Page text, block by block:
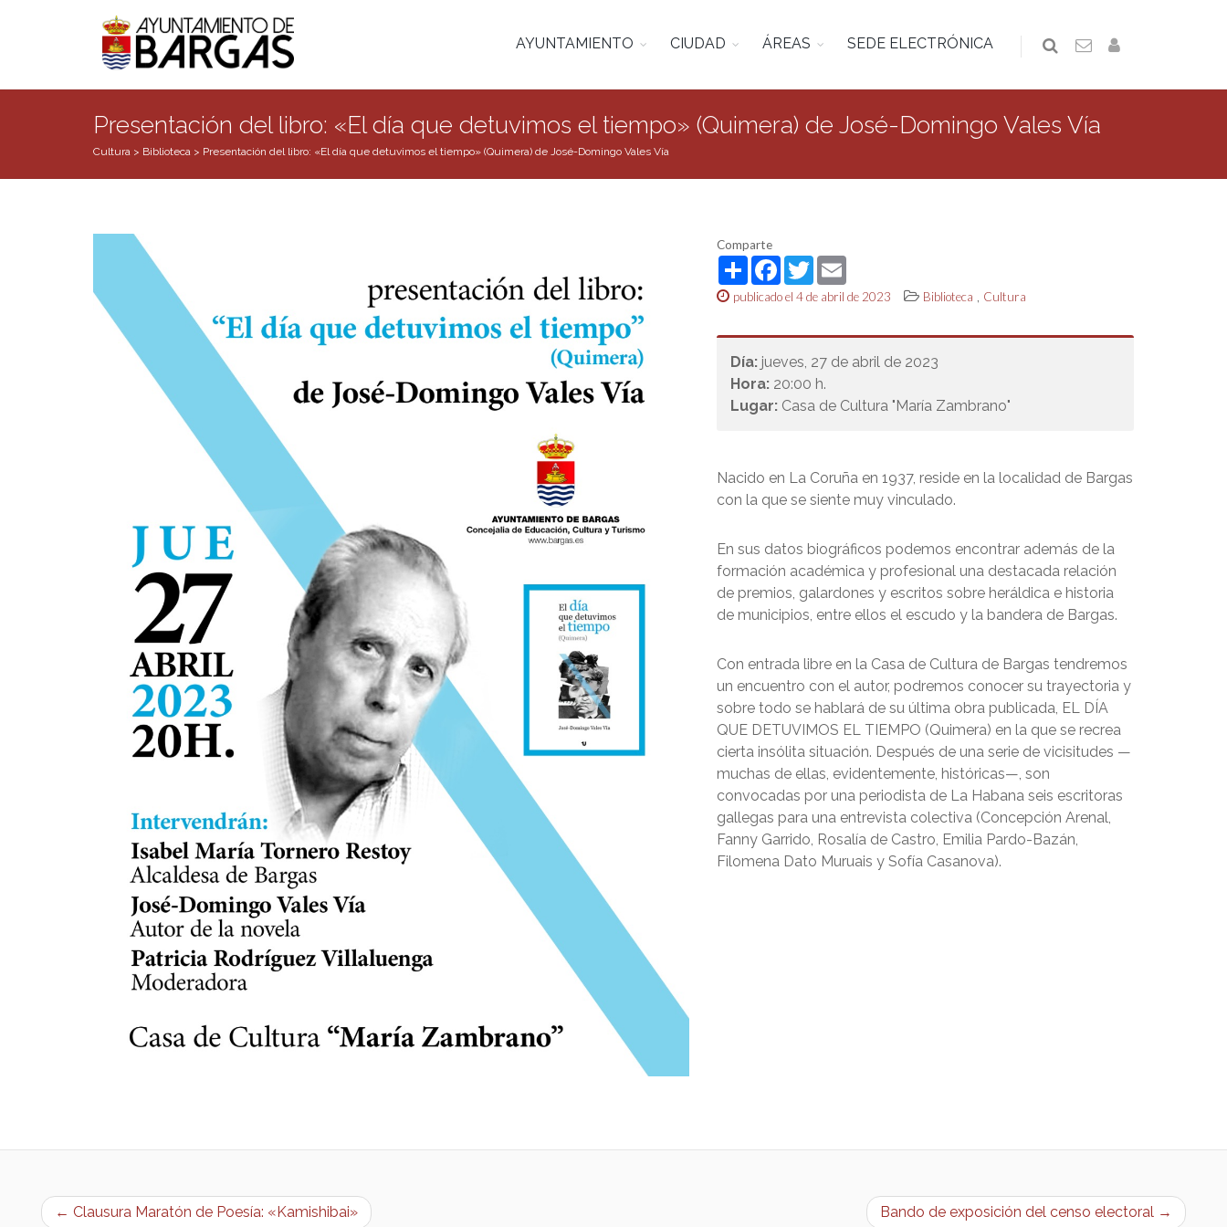
AYUNTAMIENTO CIUDAD ÁREAS SEDE ELECTRÓNICA
Presentación del libro: «El día que detuvimos el tiempo» (Quimera) de José-Domingo Vales Vía
Cultura > Biblioteca > Presentación del libro: «El día que detuvimos el tiempo» (Quimera) de José-Domingo Vales Vía
Comparte
ShareFacebook
TwitterEmail
publicado el 4 de abril de 2023 Biblioteca , Cultura
Día: jueves, 27 de abril de 2023
Hora: 20:00 h.
Lugar: Casa de Cultura "María Zambrano"
Nacido en La Coruña en 1937, reside en la localidad de Bargas
con la que se siente muy vinculado.
En sus datos biográficos podemos encontrar además de la
formación académica y profesional una destacada relación
de premios, galardones y escritos sobre heráldica e historia
de municipios, entre ellos el escudo y la bandera de Bargas.
Con entrada libre en la Casa de Cultura de Bargas tendremos
un encuentro con el autor, podremos conocer su trayectoria y
sobre todo se hablará de su última obra publicada, EL DÍA
QUE DETUVIMOS EL TIEMPO (Quimera) en la que se recrea
cierta insólita situación. Después de una serie de vicisitudes —
muchas de ellas, evidentemente, históricas—, son
convocadas por una periodista de La Habana seis escritoras
gallegas para una entrevista colectiva (Concepción Arenal,
Fanny Garrido, Rosalía de Castro, Emilia Pardo-Bazán,
Filomena Dato Muruais y Sofía Casanova).
← Clausura Maratón de Poesía: «Kamishibai» Bando de exposición del censo electoral →